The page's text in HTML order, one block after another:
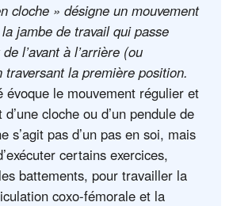
cloche » désigne un mouvement
jambe de travail qui passe
l’avant à l’arrière (ou
traversant la première position.
évoque le mouvement régulier et
cloche ou d’un pendule de
s’agit pas d’un pas en soi, mais
certains exercices,
battements, pour travailler la
coxo-fémorale et la